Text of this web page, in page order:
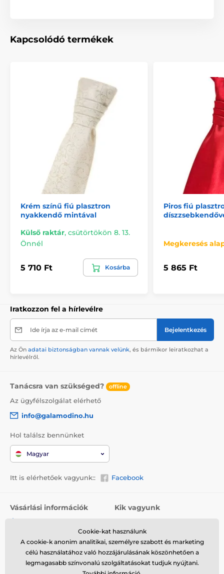
Kapcsolódó termékek
Krém színű fiú plasztron
nyakkendő mintával
Külső raktár, csütörtökön 8. 13.
Önnél
5 710 Ft Kosárba
Piros fiú
Megkeresés
5 865 Ft
Iratkozzon fel a hírlevélre
Ide írja az e-mail címét Bejelentkezés
Az Ön adatai biztonságban vannak velünk, és bármikor leiratkozhat a
hírlevélről.
Tanácsra van szükséged? offline
Az ügyfélszolgálat elérhető
info@galamodino.hu
Hol találsz bennünket
Magyar
Itt is elérhetőek vagyunk:: Facebook
Vásárlási információk
Szállítás
Visszaküldés és reklamáció
Kik vagyunk
Elérhetőségek
Együttműködés a
Galamodinóval
Cookie-kat használunk
A cookie-k anonim analitikai, személyre szabott és marketing
célú használatához való hozzájárulásának köszönhetően a
legmagasabb színvonalú szolgáltatásokat tudjuk nyújtani.